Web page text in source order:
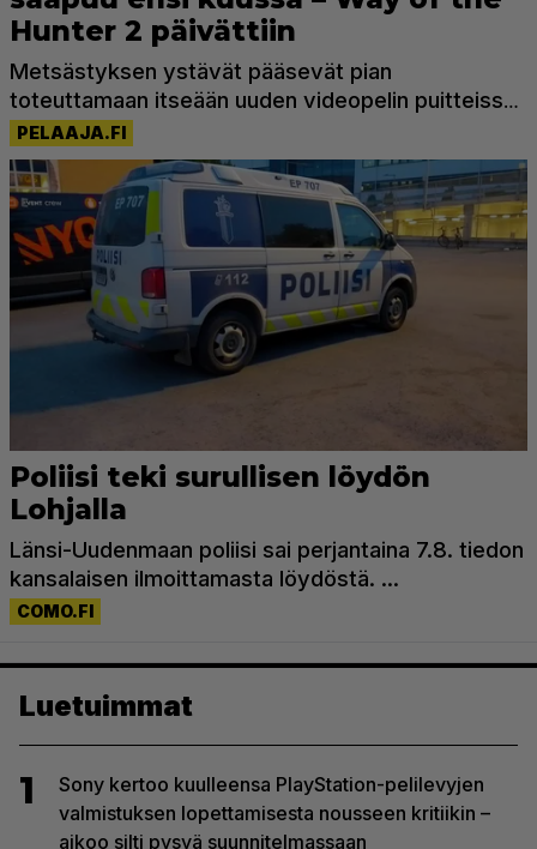
Luetuimmat
1
Sony kertoo kuulleensa PlayStation-pelilevyjen
valmistuksen lopettamisesta nousseen kritiikin –
aikoo silti pysyä suunnitelmassaan